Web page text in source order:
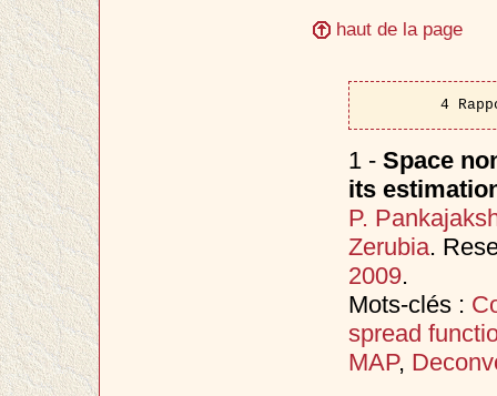
haut de la page
4
1 - Space
its
P.
Zerubia.
2009.
Mots-clés :
spread
MAP,